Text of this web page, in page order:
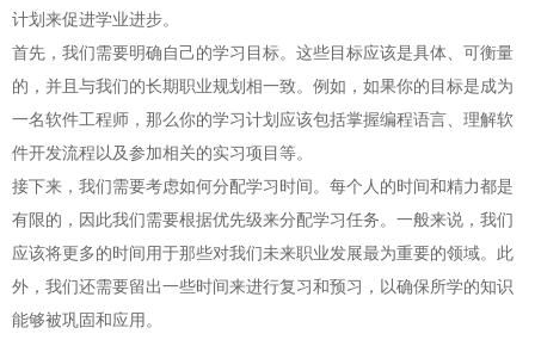
计划来促进学业进步。
首先，我们需要明确自己的学习目标。这些目标应该是具体、可衡量
的，并且与我们的长期职业规划相一致。例如，如果你的目标是成为
一名软件工程师，那么你的学习计划应该包括掌握编程语言、理解软
件开发流程以及参加相关的实习项目等。
接下来，我们需要考虑如何分配学习时间。每个人的时间和精力都是
有限的，因此我们需要根据优先级来分配学习任务。一般来说，我们
应该将更多的时间用于那些对我们未来职业发展最为重要的领域。此
外，我们还需要留出一些时间来进行复习和预习，以确保所学的知识
能够被巩固和应用。